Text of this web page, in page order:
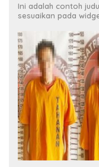
Ini adalah contoh
sesuaikan pada